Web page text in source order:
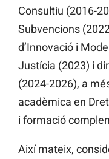
Consultiu (2016-
Subvencions
d’Innovació i
Justícia (2023) i
(2024-2026), a
acadèmica en
i formació
Així mateix,